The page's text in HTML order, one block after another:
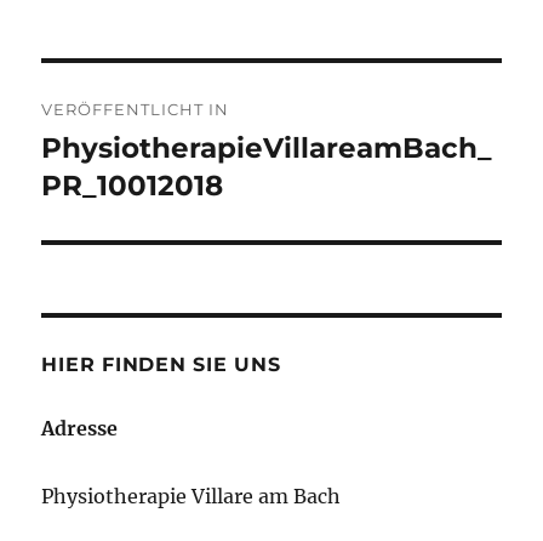
Navigation
VERÖFFENTLICHT IN
PhysiotherapieVillareamBach_
PR_10012018
HIER FINDEN SIE UNS
Adresse
Physiotherapie Villare am Bach